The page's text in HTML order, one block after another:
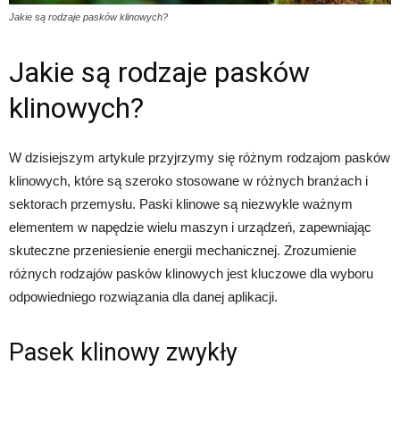
Jakie są rodzaje pasków klinowych?
Jakie są rodzaje pasków
klinowych?
W dzisiejszym artykule przyjrzymy się różnym rodzajom pasków
klinowych, które są szeroko stosowane w różnych branżach i
sektorach przemysłu. Paski klinowe są niezwykle ważnym
elementem w napędzie wielu maszyn i urządzeń, zapewniając
skuteczne przeniesienie energii mechanicznej. Zrozumienie
różnych rodzajów pasków klinowych jest kluczowe dla wyboru
odpowiedniego rozwiązania dla danej aplikacji.
Pasek klinowy zwykły